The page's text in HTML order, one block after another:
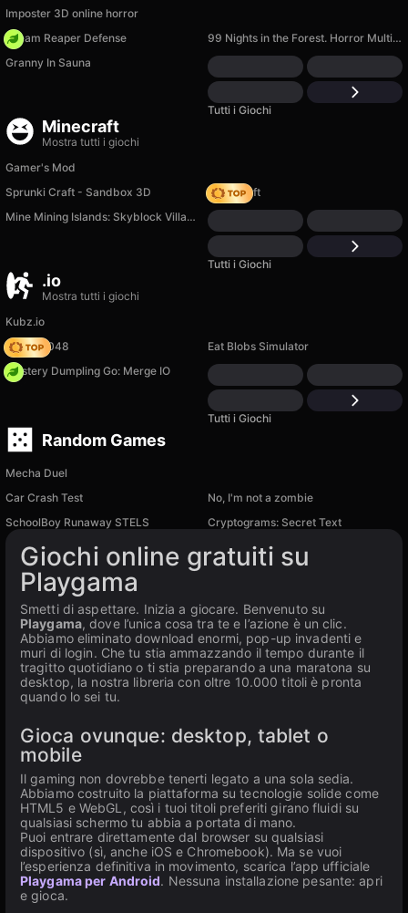
Imposter 3D online horror
Dream Reaper Defense
99 Nights in the Forest. Horror Multiplayer
Granny In Sauna
Tutti i Giochi
Minecraft
Mostra tutti i giochi
Gamer's Mod
Sprunki Craft - Sandbox 3D
Trap Craft
Mine Mining Islands: Skyblock Village!
Tutti i Giochi
.io
Mostra tutti i giochi
Kubz.io
Snake 2048
Eat Blobs Simulator
Mystery Dumpling Go: Merge IO
Tutti i Giochi
Random Games
Mecha Duel
Car Crash Test
No, I'm not a zombie
SchoolBoy Runaway STELS
Cryptograms: Secret Text
Giochi online gratuiti su
Playgama
Smetti di aspettare. Inizia a giocare. Benvenuto su
Playgama, dove l’unica cosa tra te e l’azione è un clic.
Abbiamo eliminato download enormi, pop-up invadenti e
muri di login. Che tu stia ammazzando il tempo durante il
tragitto quotidiano o ti stia preparando a una maratona su
desktop, la nostra libreria con oltre 10.000 titoli è pronta
quando lo sei tu.
Gioca ovunque: desktop, tablet o
mobile
Il gaming non dovrebbe tenerti legato a una sola sedia.
Abbiamo costruito la piattaforma su tecnologie solide come
HTML5 e WebGL, così i tuoi titoli preferiti girano fluidi su
qualsiasi schermo tu abbia a portata di mano.
Puoi entrare direttamente dal browser su qualsiasi
dispositivo (sì, anche iOS e Chromebook). Ma se vuoi
l’esperienza definitiva in movimento, scarica l’app ufficiale
Playgama per Android. Nessuna installazione pesante: apri
e gioca.